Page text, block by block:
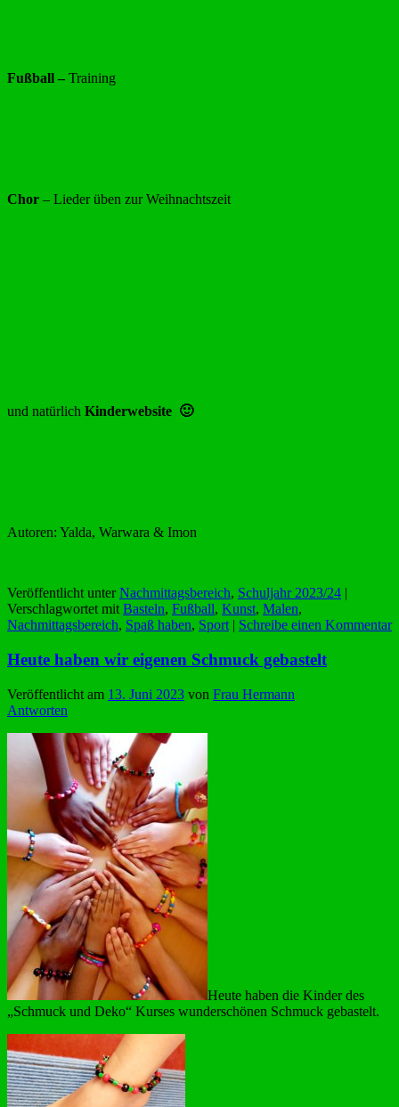
Fußball – Training
Chor – Lieder üben zur Weihnachtszeit
und natürlich Kinderwebsite 🙂
Autoren: Yalda, Warwara & Imon
Veröffentlicht unter Nachmittagsbereich, Schuljahr 2023/24 |
Verschlagwortet mit Basteln, Fußball, Kunst, Malen,
Nachmittagsbereich, Spaß haben, Sport | Schreibe einen Kommentar
Heute haben wir eigenen Schmuck gebastelt
Veröffentlicht am 13. Juni 2023 von Frau Hermann
Antworten
Heute haben die Kinder des
„Schmuck und Deko“ Kurses wunderschönen Schmuck gebastelt.